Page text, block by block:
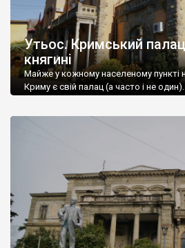
Утьос. Кримський палац
княгині
Майже у кожному населеному пункті
Криму є свій палац (а часто і не один).